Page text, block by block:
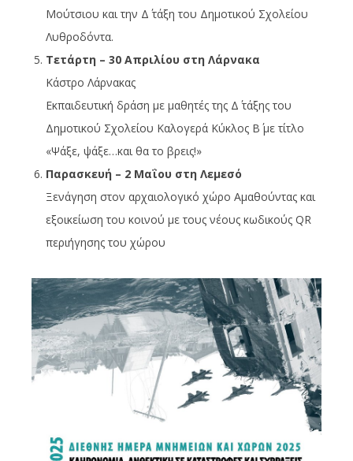
Μούτσιου και την Δ΄ τάξη του Δημοτικού Σχολείου
Λυθροδόντα.
Τετάρτη – 30 Απριλίου στη Λάρνακα
Κάστρο Λάρνακας
Εκπαιδευτική δράση με μαθητές της Δ΄ τάξης του
Δημοτικού Σχολείου Καλογερά Κύκλος Β΄ με τίτλο
«Ψάξε, ψάξε…και θα το βρεις!»
Παρασκευή – 2 Μαΐου στη Λεμεσό
Ξενάγηση στον αρχαιολογικό χώρο Αμαθούντας και
εξοικείωση του κοινού με τους νέους κωδικούς QR
περιήγησης του χώρου